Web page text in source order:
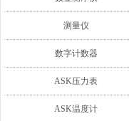
测量仪
数字计数器
ASK压力表
ASK温度计